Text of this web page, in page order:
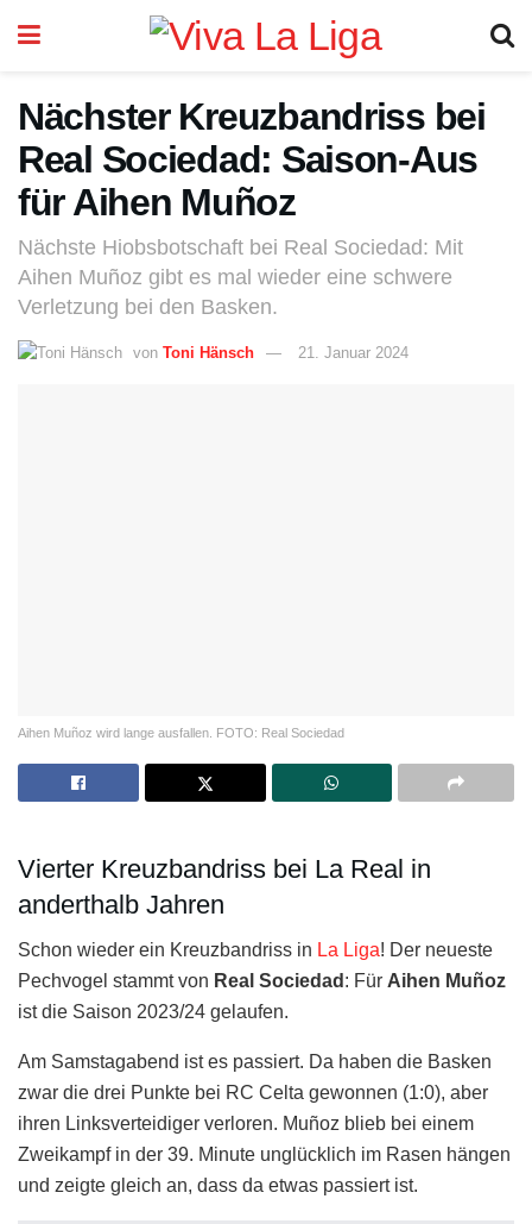
Nächster Kreuzbandriss bei
Real Sociedad: Saison-Aus
für Aihen Muñoz
Nächste Hiobsbotschaft bei Real Sociedad: Mit
Aihen Muñoz gibt es mal wieder eine schwere
Verletzung bei den Basken.
von Toni Hänsch 21. Januar 2024
Aihen Muñoz wird lange ausfallen. FOTO: Real Sociedad
Vierter Kreuzbandriss bei La Real in
anderthalb Jahren
Schon wieder ein Kreuzbandriss in La Liga! Der neueste
Pechvogel stammt von Real Sociedad : Für Aihen Muñoz
ist die Saison 2023/24 gelaufen.
Am Samstagabend ist es passiert. Da haben die Basken
zwar die drei Punkte bei RC Celta gewonnen (1:0), aber
ihren Linksverteidiger verloren. Muñoz blieb bei einem
Zweikampf in der 39. Minute unglücklich im Rasen hängen
und zeigte gleich an, dass da etwas passiert ist.